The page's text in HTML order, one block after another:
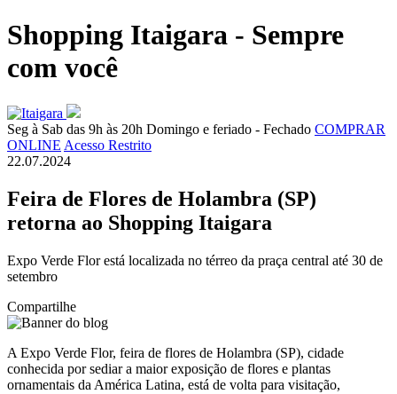
Shopping Itaigara - Sempre
com você
Seg à Sab das 9h às 20h Domingo e feriado - Fechado COMPRAR
ONLINE Acesso Restrito
22.07.2024
Feira de Flores de Holambra (SP)
retorna ao Shopping Itaigara
Expo Verde Flor está localizada no térreo da praça central até 30 de
setembro
Compartilhe
A Expo Verde Flor, feira de flores de Holambra (SP), cidade
conhecida por sediar a maior exposição de flores e plantas
ornamentais da América Latina, está de volta para visitação,